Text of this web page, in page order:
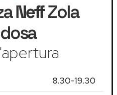
NeffZola
8.30-19.30